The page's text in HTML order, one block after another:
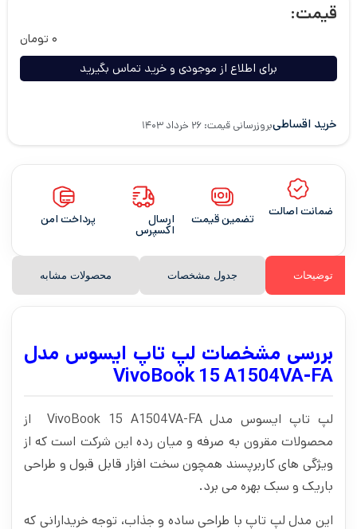
قیمت:
۰ تومان
برای اطلاع از موجودی و خرید تماس بگیرید
خرید اقساطیبروزرسانی قیمت: ۲۶ خرداد ۱۴۰۳
ضمانت اصالت تضمین قیمت ارسال
اکسپرس
پرداخت امن
توضیحات جدول مشخصات محصولات مشابه
بررسی مشخصات لپ تاپ ایسوس مدل
VivoBook 15 A1504VA-FA
لپ تاپ ایسوس مدل VivoBook 15 A1504VA-FA از
محصولات مقرون به صرفه و میان رده این شرکت است که از
ویژگی های کاربرپسند همچون سخت افزار قابل قبول و طراحی
باریک و سبک بهره می برد.
این مدل لپ تاپ با طراحی ساده و جذاب، توجه خریدارانی که